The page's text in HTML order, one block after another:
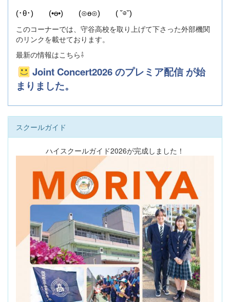
(･θ･) (•ө•) (⊙ө⊙) ( ˘⊖˘)
このコーナーでは、守谷高校を取り上げて下さった外部機関
のリンクを載せております。
最新の情報はこちら⇩
Joint Concert2026 のプレミア配信 が始
まりました。
スクールガイド
ハイスクールガイド2026が完成しました！